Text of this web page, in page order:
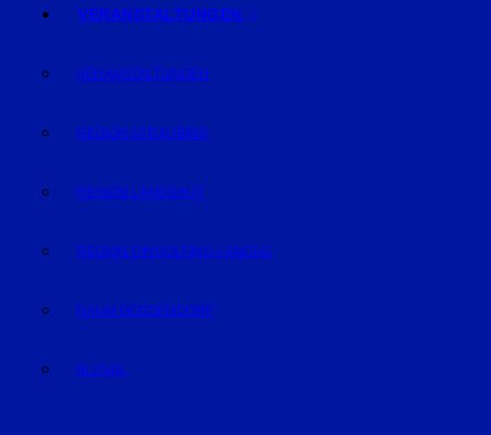
VERANSTALTUNGEN
VERANSTALTUNGEN
REGION STRAUBING
REGION LANDSHUT
REGION DINGOLFING-LANDAU
RAUM DEGGENDORF
BLUVAL